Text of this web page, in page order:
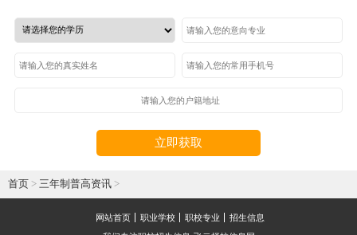
立即获取
首页 > 三年制普高资讯 >
网站首页 职业学校 职校专业
招生信息